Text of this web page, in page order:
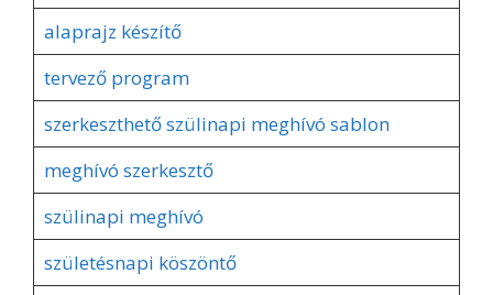
alaprajz készítő
tervező program
szerkeszthető szülinapi meghívó sablon
meghívó szerkesztő
szülinapi meghívó
születésnapi köszöntő